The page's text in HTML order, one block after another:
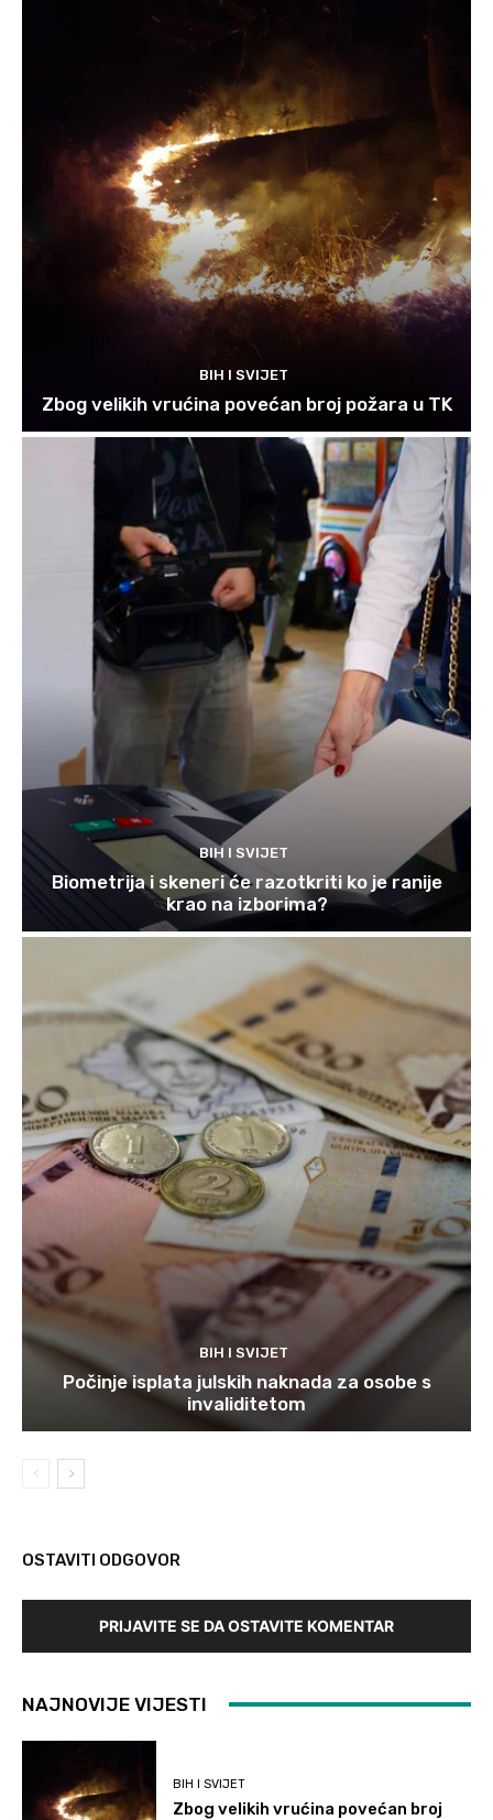
BIH I SVIJET
Zbog velikih vrućina povećan broj požara u TK
BIH I SVIJET
Biometrija i skeneri će razotkriti ko je ranije
krao na izborima?
BIH I SVIJET
Počinje isplata julskih naknada za osobe s
invaliditetom
OSTAVITI ODGOVOR
PRIJAVITE SE DA OSTAVITE KOMENTAR
NAJNOVIJE VIJESTI
BIH I SVIJET
Zbog velikih vrućina povećan broj